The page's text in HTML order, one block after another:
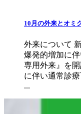
10月の外来とオミ
外来について
爆発的増加に
専用外来』を
に伴い通常診
...